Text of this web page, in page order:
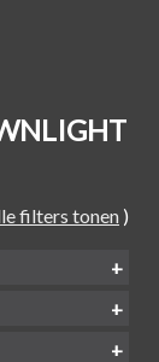
filters tonen )